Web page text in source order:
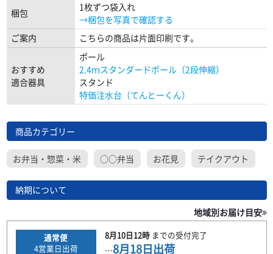
梱包
1枚ずつ袋入れ
→梱包を写真で確認する
ご案内
こちらの商品は片面印刷です。
おすすめ
適合器具
ポール
2.4ｍスタンダードポール（2段伸縮）
スタンド
特価注水台（てんとーくん）
商品カテゴリー
お弁当・惣菜・米 ○○弁当 お花見 テイクアウト
納期について
地域別お届け目安
通常便
4営業日出荷
8月10日12時までの受付完了
…8月18日出荷